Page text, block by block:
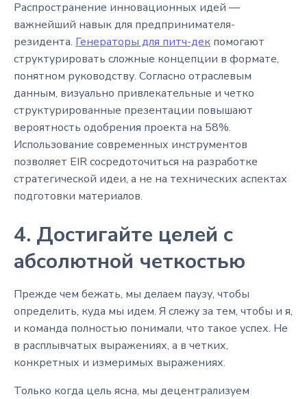
Распространение инновационных идей —
важнейший навык для предпринимателя-
резидента. Генераторы для питч-дек помогают
структурировать сложные концепции в формате,
понятном руководству. Согласно отраслевым
данным, визуально привлекательные и четко
структурированные презентации повышают
вероятность одобрения проекта на 58%.
Использование современных инструментов
позволяет EIR сосредоточиться на разработке
стратегической идеи, а не на технических аспектах
подготовки материалов.
4. Достигайте целей с
абсолютной четкостью
Прежде чем бежать, мы делаем паузу, чтобы
определить, куда мы идем. Я слежу за тем, чтобы и я,
и команда полностью понимали, что такое успех. Не
в расплывчатых выражениях, а в четких,
конкретных и измеримых выражениях.
Только когда цель ясна, мы децентрализуем